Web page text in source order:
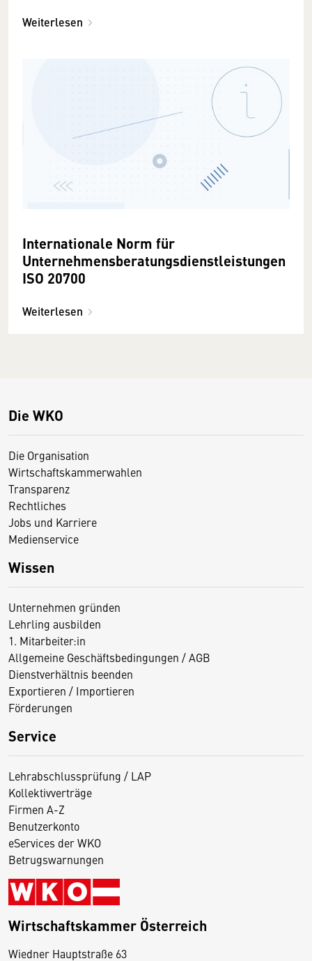
Weiterlesen
Internationale Norm für
Unternehmensberatungsdienstleistungen
ISO 20700
Weiterlesen
Die WKO
Die Organisation
Wirtschaftskammerwahlen
Transparenz
Rechtliches
Jobs und Karriere
Medienservice
Wissen
Unternehmen gründen
Lehrling ausbilden
1. Mitarbeiter:in
Allgemeine Geschäftsbedingungen / AGB
Dienstverhältnis beenden
Exportieren / Importieren
Förderungen
Service
Lehrabschlussprüfung / LAP
Kollektivverträge
Firmen A-Z
Benutzerkonto
eServices der WKO
Betrugswarnungen
Wirtschaftskammer Österreich
Wiedner Hauptstraße 63
D